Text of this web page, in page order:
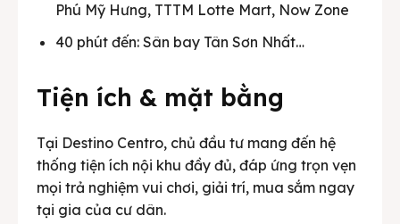
Phú Mỹ Hưng, TTTM Lotte Mart, Now Zone
40 phút đến: Sân bay Tân Sơn Nhất…
Tiện ích & mặt bằng
Tại Destino Centro, chủ đầu tư mang đến hệ
thống tiện ích nội khu đầy đủ, đáp ứng trọn vẹn
mọi trả nghiệm vui chơi, giải trí, mua sắm ngay
tại gia của cư dân.